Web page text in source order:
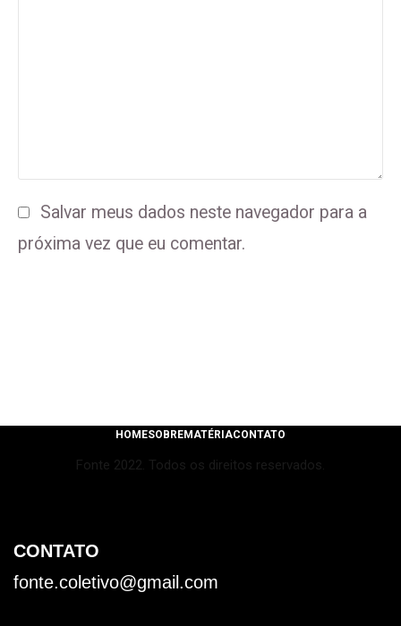
Salvar meus dados neste navegador para a
próxima vez que eu comentar.
HOMESOBREMATÉRIACONTATO
Fonte 2022. Todos os direitos reservados.
CONTATO
fonte.coletivo@gmail.com